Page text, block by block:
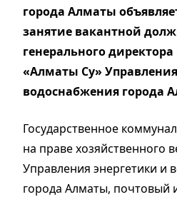
города Алматы
занятие вакантной
генерального
«Алматы Су»
водоснабжения города
Государственное
на праве хозяйственного
Управления энергетики и
города Алматы, почтовый